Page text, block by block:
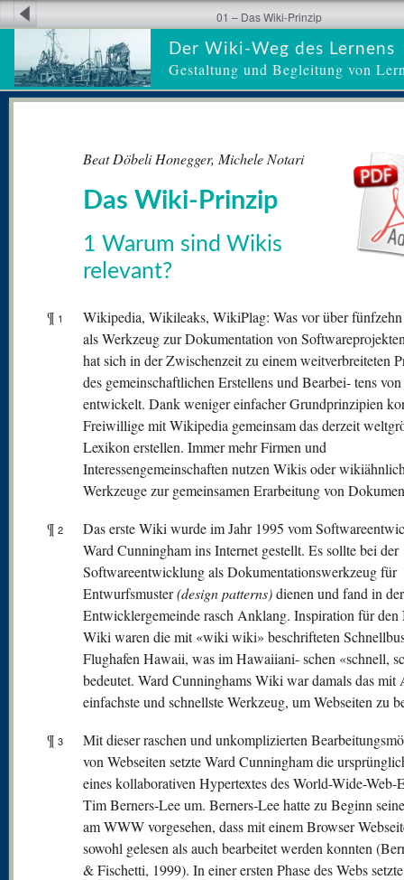
Der Wiki-Weg des Lernens
Gestaltung und Begleitung von
01 – Das Wiki-Prinzip
Beat Döbeli Honegger, Michele Notari
Das Wiki-Prinzip
1 Warum sind Wikis
relevant?
¶ 1
Wikipedia, Wikileaks, WikiPlag: Was vor über fünfzehn
als Werkzeug zur Dokumentation von
hat sich in der Zwischenzeit zu einem weitverbreiteten
des gemeinschaftlichen Erstellens und Bearbei- tens
entwickelt. Dank weniger einfacher Grundprinzipien
Freiwillige mit Wikipedia gemeinsam das derzeit
Lexikon erstellen. Immer mehr Firmen und
Interessengemeinschaften nutzen Wikis oder
Werkzeuge zur gemeinsamen Erarbeitung von
¶ 2
Das erste Wiki wurde im Jahr 1995 vom
Ward Cunningham ins Internet gestellt. Es sollte bei der
Softwareentwicklung als Dokumentationswerkzeug für
Entwurfsmuster(design patterns)dienen und fand in der
Entwicklergemeinde rasch Anklang. Inspiration für den
Wiki waren die mit «wiki wiki» beschrifteten
Flughafen Hawaii, was im Hawaiiani- schen «schnell,
bedeutet. Ward Cunninghams Wiki war damals das mit
einfachste und schnellste Werkzeug, um Webseiten zu
¶ 3
Mit dieser raschen und unkomplizierten
von Webseiten setzte Ward Cunningham die
eines kollaborativen Hypertextes des World-Wide-Web-
Tim Berners-Lee um. Berners-Lee hatte zu Beginn
am WWW vorgesehen, dass mit einem Browser
sowohl gelesen als auch bearbeitet werden konnten
& Fischetti, 1999). In einer ersten Phase des Webs